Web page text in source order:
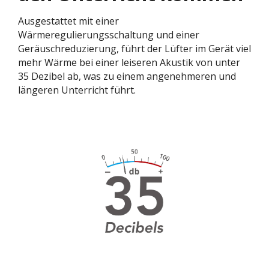
Ausgestattet mit einer
Wärmeregulierungsschaltung und einer
Geräuschreduzierung, führt der Lüfter im Gerät viel
mehr Wärme bei einer leiseren Akustik von unter
35 Dezibel ab, was zu einem angenehmeren und
längeren Unterricht führt.